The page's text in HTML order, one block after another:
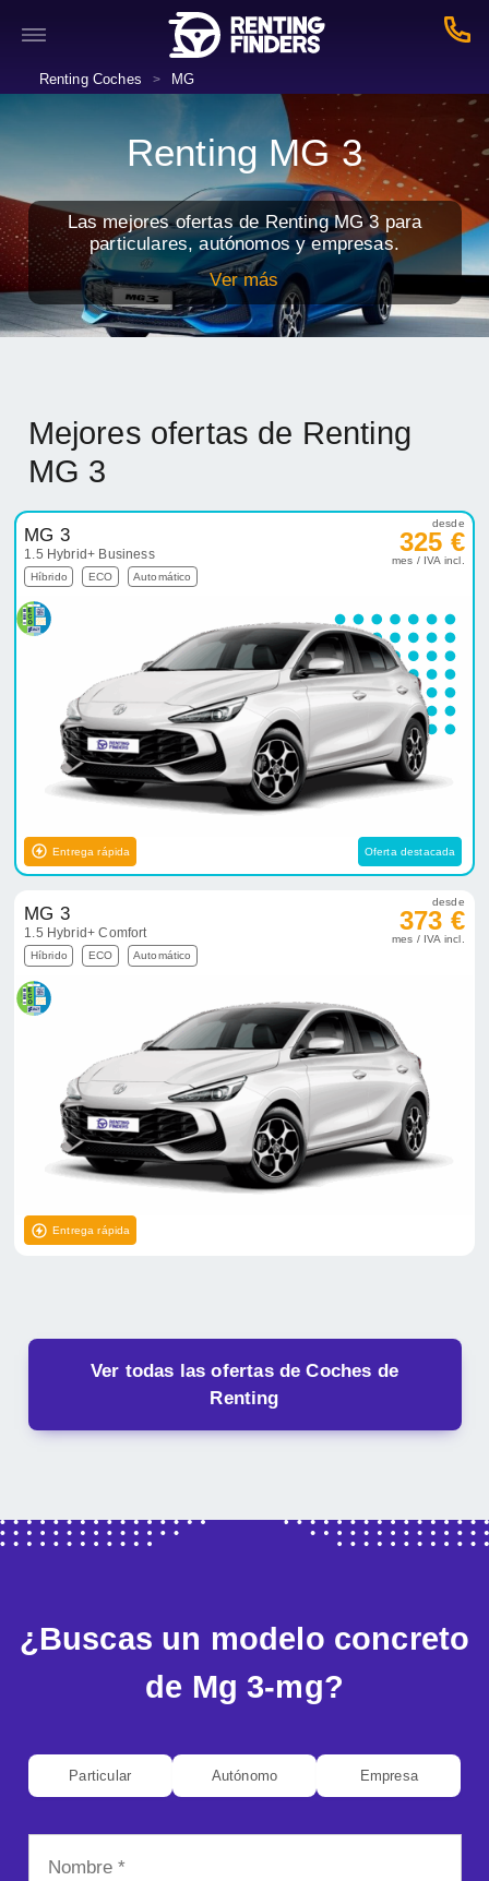
Renting Coches > MG
Renting MG 3
Las mejores ofertas de Renting MG 3 para
particulares, autónomos y empresas.
Ver más
Mejores ofertas de Renting
MG 3
MG 3
1.5 Hybrid+ Business
Híbrido ECO Automático
desde
325 €
mes / IVA incl.
Entrega rápida Oferta destacada
MG 3
1.5 Hybrid+ Comfort
Híbrido ECO Automático
desde
373 €
mes / IVA incl.
Entrega rápida
Ver todas las ofertas de Coches de
Renting
¿Buscas un modelo concreto
de Mg 3-mg?
Particular Autónomo Empresa